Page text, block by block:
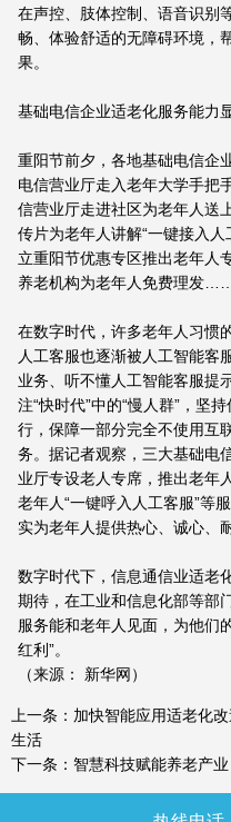
在声控、肢体控制、语音识别
畅、体验舒适的无障碍环境，
果。
基础电信企业适老化服务能力
重阳节前夕，各地基础电信企
电信营业厅走入老年大学手把
信营业厅走进社区为老年人送
传片为老年人讲解“一键接入
立重阳节优惠专区推出老年人
养老机构为老年人免费理发……
在数字时代，许多老年人习惯
人工客服也逐渐被人工智能客
业务、听不懂人工智能客服提
注“快时代”中的“慢人群”，坚
行，保障一部分完全不使用互
务。据记者观察，三大基础电
业厅专设老人专席，推出老年
老年人“一键呼入人工客服”等
实为老年人提供热心、诚心、
数字时代下，信息通信业适老
期待，在工业和信息化部等部
服务能和老年人见面，为他们
红利”。
（来源： 新华网）
上一条： 加快智能应用适老化
生活
下一条： 智慧科技赋能养老产业